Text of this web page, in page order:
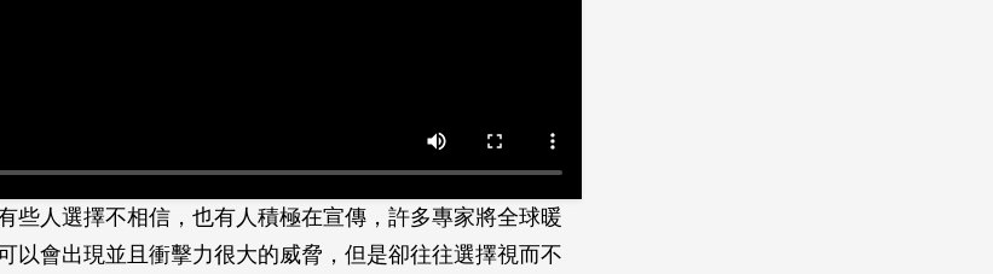
些人選擇不相信，也有人積極在宣傳，許多專家將全球暖
以會出現並且衝擊力很大的威脅，但是卻往往選擇視而不